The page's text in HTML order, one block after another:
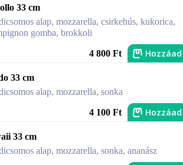
33 cm
alap, mozzarella, csirkehús, kukorica,
gomba, brokkoli
4 800 Ft Hozzáad
33 cm
alap, mozzarella, sonka
4 100 Ft Hozzáad
33 cm
alap, mozzarella, sonka, ananász